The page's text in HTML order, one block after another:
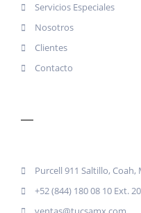
Servicios Especiales
Nosotros
Clientes
Contacto
Purcell 911 Saltillo, Coah,
+52 (844) 180 08 10 Ext.